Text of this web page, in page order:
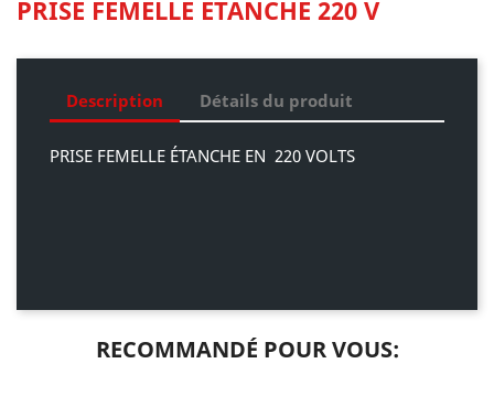
PRISE FEMELLE ETANCHE 220 V
Description Détails du produit
PRISE FEMELLE ÉTANCHE EN 220 VOLTS
RECOMMANDÉ POUR VOUS: